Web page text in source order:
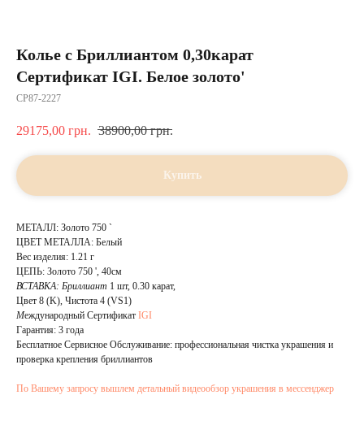
Колье с Бриллиантом 0,30карат
Сертификат IGI. Белое золото'
CP87-2227
29175,00 грн. 38900,00 грн.
Купить
МЕТАЛЛ: Золото 750 `
ЦВЕТ МЕТАЛЛА: Белый
Вес изделия: 1.21 г
ЦЕПЬ: Золото 750 ', 40см
ВСТАВКА: Бриллиант 1 шт, 0.30 карат,
Цвет 8 (K), Чистота 4 (VS1)
Международный Сертификат IGI
Гарантия: 3 года
Бесплатное Сервисное Обслуживание: профессиональная чистка украшения и
проверка крепления бриллиантов
По Вашему запросу вышлем детальный видеообзор украшения в мессенджер